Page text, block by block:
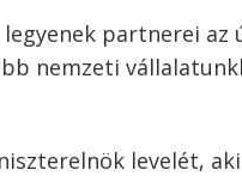
partnerei az
nemzeti
levelét,